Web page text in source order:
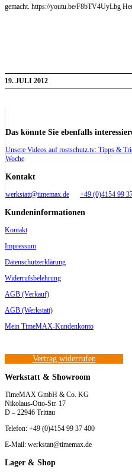
gemacht. https://youtu.be/F8bTV4UyLbg
19. JULI 2012
Das könnte Sie ebenfalls
Unsere Videos auf rostschutz.tv: Tipps &
Woche
Kontakt
werkstatt@timemax.de +49 (0)4154 99
Kundeninformationen
Kontakt
Impressum
Datenschutzerklärung
Widerrufsbelehrung
AGB (Verkauf)
AGB (Werkstatt)
Mein TimeMAX-Kundenkonto
Vertrag widerrufen
Werkstatt & Showroom
TimeMAX GmbH & Co. KG
Nikolaus-Otto-Str. 17
D – 22946 Trittau
Telefon: +49 (0)4154 99 37 400
E-Mail: werkstatt@timemax.de
Lager & Shop